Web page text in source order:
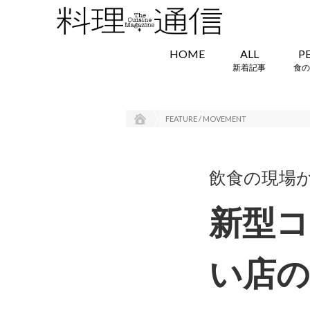
HOME ALL
新着記事 食
FEATURE / MOVEMENT
飲食の現場
新型
い店